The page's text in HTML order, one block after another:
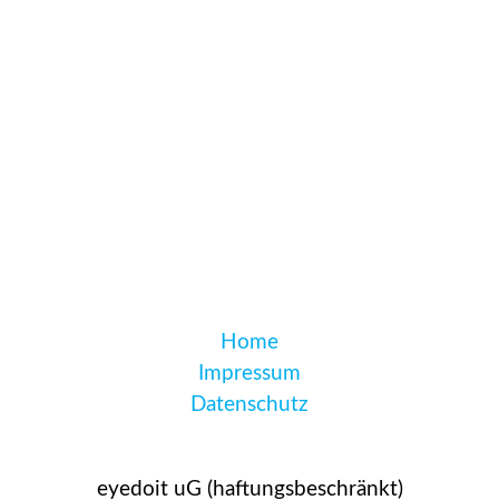
Home
Impressum
Datenschutz
eyedoit uG (haftungsbeschränkt)